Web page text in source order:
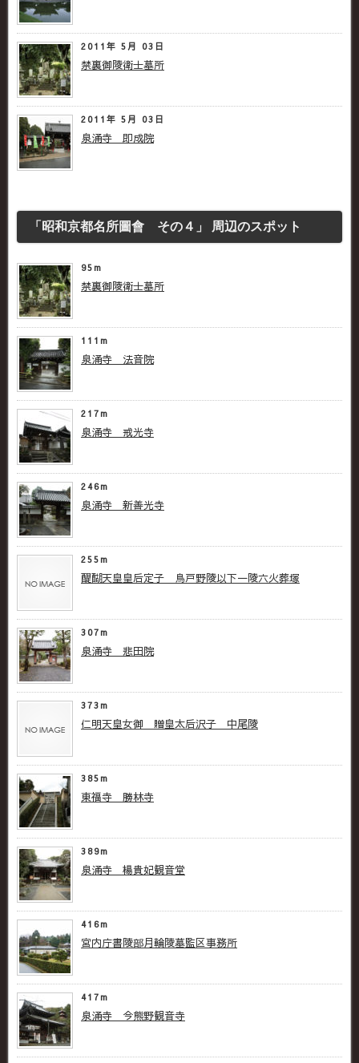
2011年 5月 03日
禁裏御陵衛士墓所
2011年 5月 03日
泉涌寺 即成院
「昭和京都名所圖會 その４」 周辺のスポット
95m
禁裏御陵衛士墓所
111m
泉涌寺 法音院
217m
泉涌寺 戒光寺
246m
泉涌寺 新善光寺
255m
醍醐天皇皇后定子 鳥戸野陵以下一陵六火葬塚
307m
泉涌寺 悲田院
373m
仁明天皇女御 贈皇太后沢子 中尾陵
385m
東福寺 勝林寺
389m
泉涌寺 楊貴妃観音堂
416m
宮内庁書陵部月輪陵墓監区事務所
417m
泉涌寺 今熊野観音寺